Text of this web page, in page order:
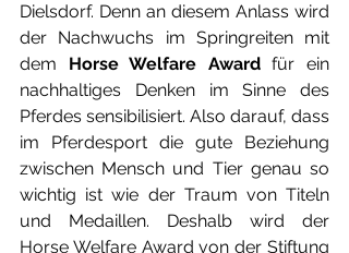
Dielsdorf. Denn an diesem Anlass wird
der Nachwuchs im Springreiten mit
dem Horse Welfare Award für ein
nachhaltiges Denken im Sinne des
Pferdes sensibilisiert. Also darauf, dass
im Pferdesport die gute Beziehung
zwischen Mensch und Tier genau so
wichtig ist wie der Traum von Titeln
und Medaillen. Deshalb wird der
Horse Welfare Award von der Stiftung